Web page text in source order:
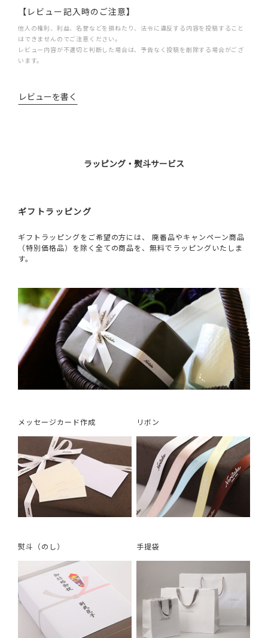
【レビュー記入時のご注意】
他人の権利、利益、名誉などを損ねたり、法令に違反する内容を投稿すること
はできませんのでご注意ください。
レビュー内容が不適切と判断した場合は、予告なく投稿を削除する場合がござ
います。
レビューを書く
ラッピング・熨斗サービス
ギフトラッピング
ギフトラッピングをご希望の方には、 廃番品やキャンペーン商品
（特別価格品）を除く全ての商品を、無料でラッピングいたしま
す。
メッセージカード作成 リボン
熨斗（のし） 手提袋